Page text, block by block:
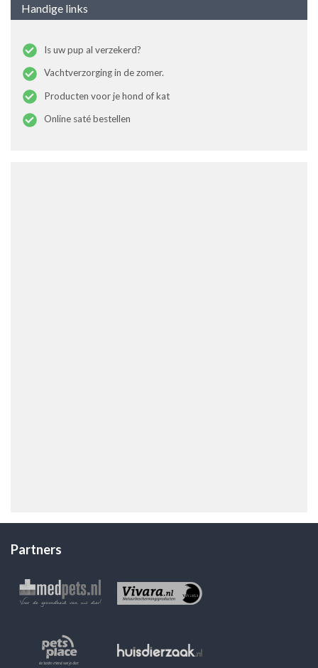
Handige links
Is uw pup al verzekerd?
Vachtverzorging in de zomer.
Producten voor je hond of kat
Online saté bestellen
Partners